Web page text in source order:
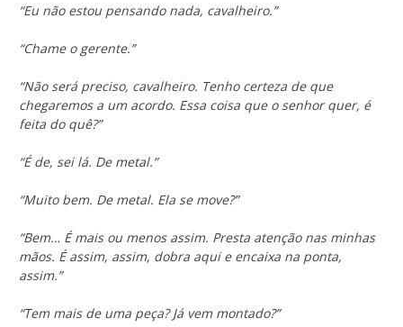
“Eu não estou pensando nada, cavalheiro.”
“Chame o gerente.”
“Não será preciso, cavalheiro. Tenho certeza de que
chegaremos a um acordo. Essa coisa que o senhor quer, é
feita do quê?”
“É de, sei lá. De metal.”
“Muito bem. De metal. Ela se move?”
“Bem… É mais ou menos assim. Presta atenção nas minhas
mãos. É assim, assim, dobra aqui e encaixa na ponta,
assim.”
“Tem mais de uma peça? Já vem montado?”